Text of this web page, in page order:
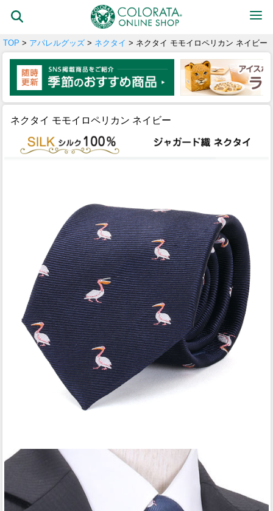
TOP > アパレルグッズ > ネクタイ > ネクタイ モモイロペリカン ネイビー
ネクタイ モモイロペリカン ネイビー